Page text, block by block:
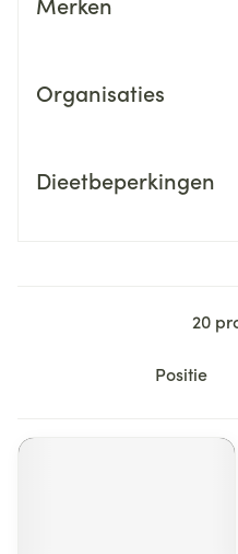
Organisaties
Dieetbeperkingen
20
Sorteer op: